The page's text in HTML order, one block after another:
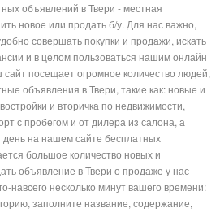
объявлений в Твери - местная
новое или продать б/у. Для нас важно,
совершать покупки и продажи, искать
и в целом пользоваться нашим онлайн
посещает огромное количество людей,
объявления в Твери, такие как: новые и
и вторичка по недвижимости,
с пробегом и от дилера из салона, а
день на нашем сайте бесплатных
большое количество новых и
объявление в Твери о продаже у нас
навсего несколько минут вашего времени:
заполните название, содержание,